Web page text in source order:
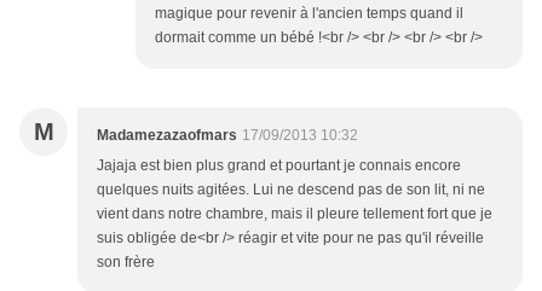
magique pour revenir à l'ancien temps quand il
dormait comme un bébé !<br /> <br /> <br /> <br />
M Madamezazaofmars 17/09/2013 10:32
Jajaja est bien plus grand et pourtant je connais encore
quelques nuits agitées. Lui ne descend pas de son lit, ni ne
vient dans notre chambre, mais il pleure tellement fort que je
suis obligée de<br /> réagir et vite pour ne pas qu'il réveille
son frère